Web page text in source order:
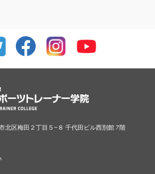
北区梅田２丁目５−８ 千代田ビル西別館 7階